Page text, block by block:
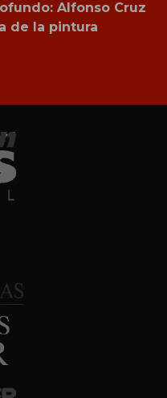
Alfonso Cruz
de la pintura